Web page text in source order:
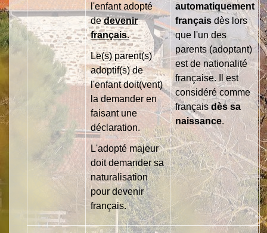
l'enfant adopté
dedevenir
français.
Le(s) parent(s)
adoptif(s) de
l'enfant doit(vent)
la demander en
faisant une
déclaration.
L'adopté majeur
doit demander sa
naturalisation
pour devenir
français.
automatiquement
français dès lors
que l'un des
parents (adoptant)
est de nationalité
française. Il est
considéré comme
français dès sa
naissance.